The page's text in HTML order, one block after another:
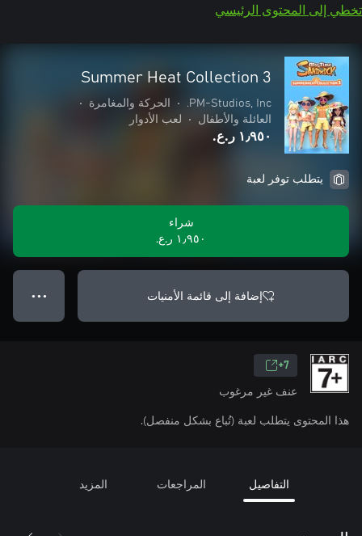
تخطي إلى المحتوى الرئيسي
Summer Heat Collection 3
PM-Studios, Inc.
• الحركة والمغامرة
•
العائلة والأطفال
• لعب الأدوار
١٫٩٥٠ ر.ع.‏
يتطلب توفر لعبة
شراء
١٫٩٥٠ ر.ع.‏
إضافة إلى قائمة الأمنيات ● ● ●
7+
عنف غير مرغوب
هذا المحتوى يتطلب لعبة (تُباع بشكل منفصل).
التفاصيل المراجعات المزيد